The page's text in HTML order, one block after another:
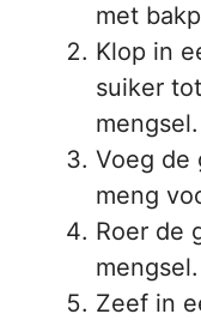
met
Klop in
suiker
mengsel.
Voeg de
meng
Roer de
mengsel.
Zeef in